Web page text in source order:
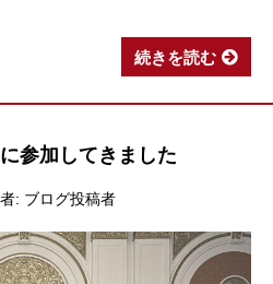
続きを読む
参加してきました
: ブログ投稿者